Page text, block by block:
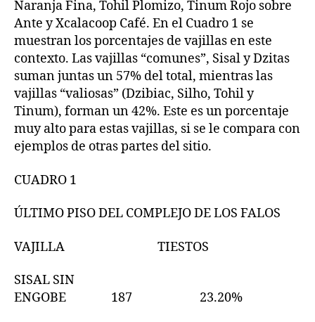
Naranja Fina, Tohil Plomizo, Tinum Rojo sobre
Ante y Xcalacoop Café. En el Cuadro 1 se
muestran los porcentajes de vajillas en este
contexto. Las vajillas “comunes”, Sisal y Dzitas
suman juntas un 57% del total, mientras las
vajillas “valiosas” (Dzibiac, Silho, Tohil y
Tinum), forman un 42%. Este es un porcentaje
muy alto para estas vajillas, si se le compara con
ejemplos de otras partes del sitio.
CUADRO 1
ÚLTIMO PISO DEL COMPLEJO DE LOS FALOS
VAJILLA TIESTOS
SISAL SIN
ENGOBE 187 23.20%